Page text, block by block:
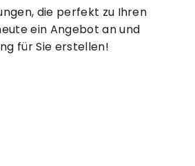
die perfekt zu Ihren
ein Angebot an und
für Sie erstellen!